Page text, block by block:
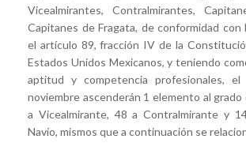
Vicealmirantes, Contralmirantes,
Capitanes de Fragata, de conformidad
el artículo 89, fracción IV de la
Estados Unidos Mexicanos, y teniendo
aptitud y competencia profesionales,
noviembre ascenderán 1 elemento al
a Vicealmirante, 48 a Contralmirante y
Navío, mismos que a continuación se